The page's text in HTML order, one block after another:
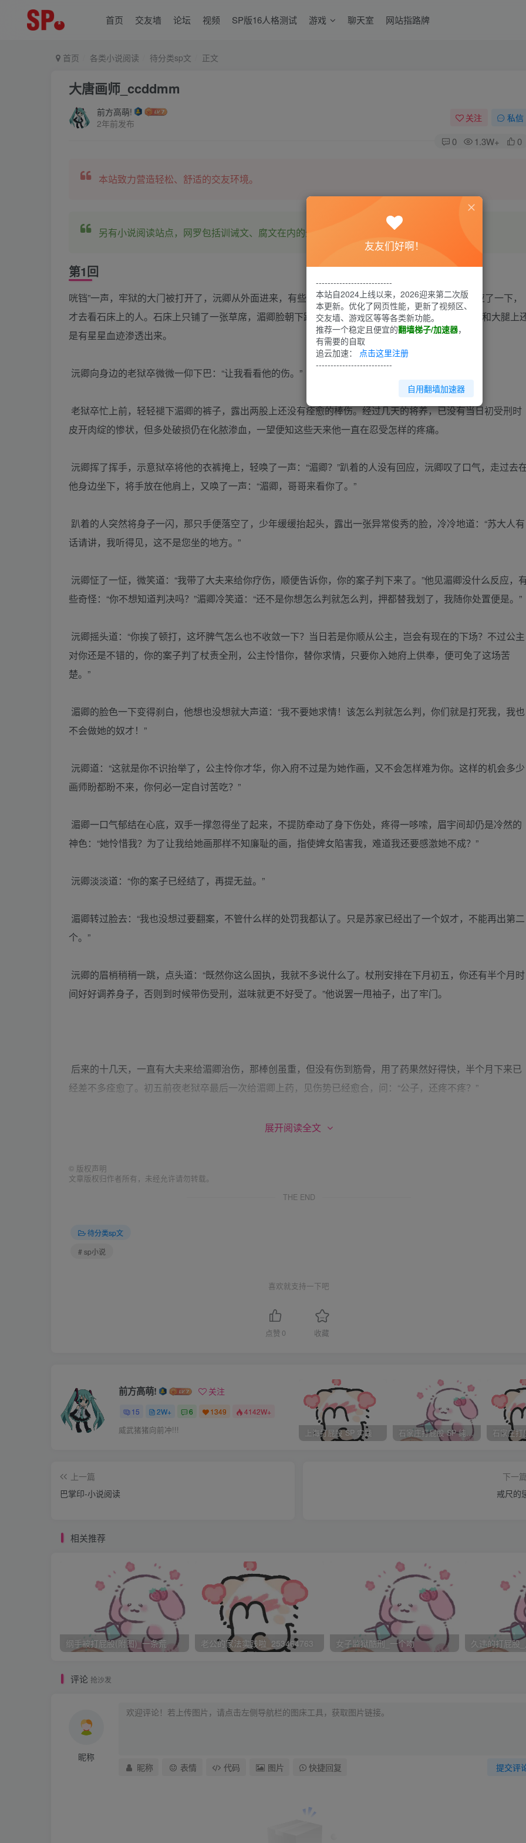
首页 交友墙 论坛 视频 SP版16人格测试 游戏 聊天室 网站指路牌
首页 各类小说阅读 待分类sp文 正文
大唐画师_ccddmm
前方高萌!
2年前发布
关注 私信
0 1.3W+ 0
本站致力营造轻松、舒适的交友环境。
另有小说阅读站点，网罗包括训诫文、腐文在内的全网书源。
第1回
咣铛”一声，牢狱的大门被打开了，沅卿从外面进来，有些不太习惯里面的黑暗。微微闭目让眼睛适应了一下，
才去看石床上的人。石床上只铺了一张草席，湄卿脸朝下趴在上面，他已经换了干净的囚服，但臀部和大腿上
是有星星血迹渗透出来。
沅卿向身边的老狱卒微微一仰下巴：“让我看看他的伤。”
老狱卒忙上前，轻轻褪下湄卿的裤子，露出两股上还没有痊愈的棒伤。经过几天的将养，已没有当日初受刑时
皮开肉绽的惨状，但多处破损仍在化脓渗血，一望便知这些天来他一直在忍受怎样的疼痛。
沅卿挥了挥手，示意狱卒将他的衣裤掩上，轻唤了一声：“湄卿？”趴着的人没有回应，沅卿叹了口气，走过去
他身边坐下，将手放在他肩上，又唤了一声：“湄卿，哥哥来看你了。”
趴着的人突然将身子一闪，那只手便落空了，少年缓缓抬起头，露出一张异常俊秀的脸，冷冷地道：“苏大人有
话请讲，我听得见，这不是您坐的地方。”
沅卿怔了一怔，微笑道：“我带了大夫来给你疗伤，顺便告诉你，你的案子判下来了。”他见湄卿没什么反应，
些奇怪：“你不想知道判决吗？”湄卿冷笑道：“还不是你想怎么判就怎么判，押都替我划了，我随你处置便是。”
沅卿摇头道：“你挨了顿打，这坏脾气怎么也不收敛一下？当日若是你顺从公主，岂会有现在的下场？不过公主
对你还是不错的，你的案子判了杖责全刑，公主怜惜你，替你求情，只要你入她府上供奉，便可免了这场苦
楚。”
湄卿的脸色一下变得刹白，他想也没想就大声道：“我不要她求情！该怎么判就怎么判，你们就是打死我，我也
不会做她的奴才！”
沅卿道：“这就是你不识抬举了，公主怜你才华，你入府不过是为她作画，又不会怎样难为你。这样的机会多少
画师盼都盼不来，你何必一定自讨苦吃？”
湄卿一口气郁结在心底，双手一撑忽得坐了起来，不提防牵动了身下伤处，疼得一哆嗦，眉宇间却仍是冷然的
神色：“她怜惜我？为了让我给她画那样不知廉耻的画，指使婢女陷害我，难道我还要感激她不成？”
沅卿淡淡道：“你的案子已经结了，再提无益。”
湄卿转过脸去：“我也没想过要翻案，不管什么样的处罚我都认了。只是苏家已经出了一个奴才，不能再出第二
个。”
沅卿的眉梢稍稍一跳，点头道：“既然你这么固执，我就不多说什么了。杖刑安排在下月初五，你还有半个月时
间好好调养身子，否则到时候带伤受刑，滋味就更不好受了。”他说罢一甩袖子，出了牢门。
后来的十几天，一直有大夫来给湄卿治伤，那棒创虽重，但没有伤到筋骨，用了药果然好得快，半个月下来已
经差不多痊愈了。初五前夜老狱卒最后一次给湄卿上药，见伤势已经愈合，问：“公子，还疼不疼？”
老狱卒道：“您还谢我做什么，我知道您受了冤屈，也帮不上什么忙，只盼明日的杖责不要太重了。”
老狱卒叹道：“您那日和侍郎大人说的话，我也听了个七七八八，后来看您这样斯文有礼的样子，就知道您怎么
也不会做出奸淫人家姑娘的事情来。”
湄卿苦笑一下道：“可惜那些断案的老爷们不这样想。”
老狱卒问：“按唐律笞刑不重科的，你过堂时已经挨过板子了，怎么明日还要受刑？”
刑’……是怎么个打法？打多少下呢？”想到当日堂上寻常的四十板子已经打得自己死去活来了，明日的那场刑
罚，只怕比四十板子还要再重些，他对着沅卿时毫不屈服，其实心里还是有些怯意的。
老狱卒道：“我也不知道，以前没这个名字的，这是刑部刚刚颁布的刑罚，专门责罚犯了奸淫罪的犯人。刑部也
荆木，在刑部内日夜赶工制作刑具，应该也是明日行刑时用的。”
的，看来明日那一关还真不好过。
郎，免一顿责打还不容易？”
湄卿如何能告诉他这件事的一切策划都是他的亲哥哥？勉强一笑道：“这里头曲折太多，您知道了白连累您。”
不想多说什么，早早就安歇了，他需要养好了精神来迎接明日的那一场折磨。
湄卿知道该来的总归要来，默默站起身整理了一下头发，向老狱卒一揖道：“这些日子多谢您的照料，我若能活
下来，一定报答您。”老狱卒看着他消瘦单薄的身子，心里难过，拉了他的手道：“公子，别怕，咬咬牙也就过去
展开阅读全文
© 版权声明
文章版权归作者所有，未经允许请勿转载。
THE END
待分类sp文
# sp小说
喜欢就支持一下吧
点赞 0 收藏
前方高萌! 关注
15 2W+ 6 1349 4142W+
威武猪猪向前冲!!! 上海打屁股 SP 实践 石家庄打屁股 SP 纯实践
上一篇
巴掌印-小说阅读
下一
戒尺的
相关推荐
纲手被打屁股(附图)_一条荒 老公的家法实践啦_253464763 女子监狱酷刑_一个吻 久违的打屁股
评论 抢沙发
昵称
提交评
昵称 表情 代码 图片 快捷回复
友友们好啊！
--------------------------
本站自2024上线以来，2026迎来第二次版
本更新。优化了网页性能，更新了视频区、
交友墙、游戏区等等各类新功能。
推荐一个稳定且便宜的翻墙梯子/加速器，
有需要的自取
追云加速： 点击这里注册
--------------------------
自用翻墙加速器